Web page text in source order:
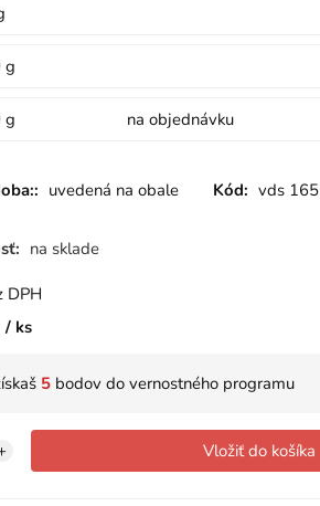
g
g na objednávku
uvedená na obale Kód: vds 165
na sklade
DPH
ks
5bodov do vernostného programu